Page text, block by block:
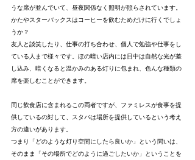
うな席が並んでいて、昼夜関係なく照明が照らされています。
かたやスターバックスはコーヒーを飲むためだけに行くでしょ
うか？
友人と談笑したり、仕事の打ち合わせ、個人で勉強や仕事をし
ている人まで様々です。ほの暗い店内には日中は自然な光が差
し込み、暗くなると温かみのある灯りに包まれ、色んな種類の
席を楽しむことができます。
同じ飲食店に含まれるこの両者ですが、ファミレスが食事を提
供しているの対して、スタバは場所を提供しているという考え
方の違いがあります。
つまり「どのような灯り空間にしたら良いか」という問いは、
そのまま「その場所でどのように過ごしたいか」ということを